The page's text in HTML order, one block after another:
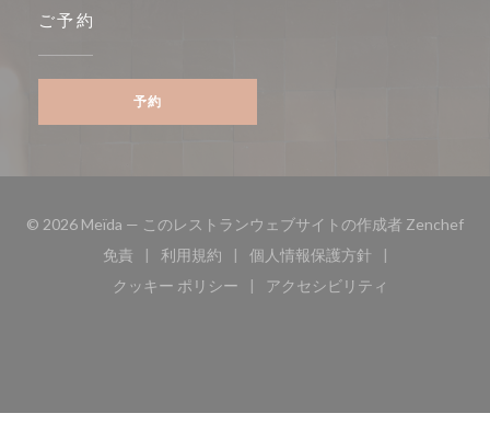
ご予約
予約
© 2026 Meïda — このレストランウェブサイトの作成者 Zenchef((
免責
((新しいウィンドウで開きます))
利用規約
((新しいウィンドウで開きます))
個人情報保護方針
((新しいウィンドウで開
クッキー ポリシー
((新しいウィンドウで開きます))
アクセシビリティ
((新しいウィンドウで